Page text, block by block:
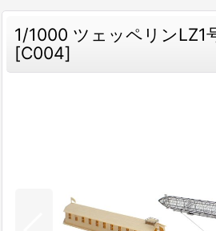
1/1000 ツェッペリンLZ1
[C004]